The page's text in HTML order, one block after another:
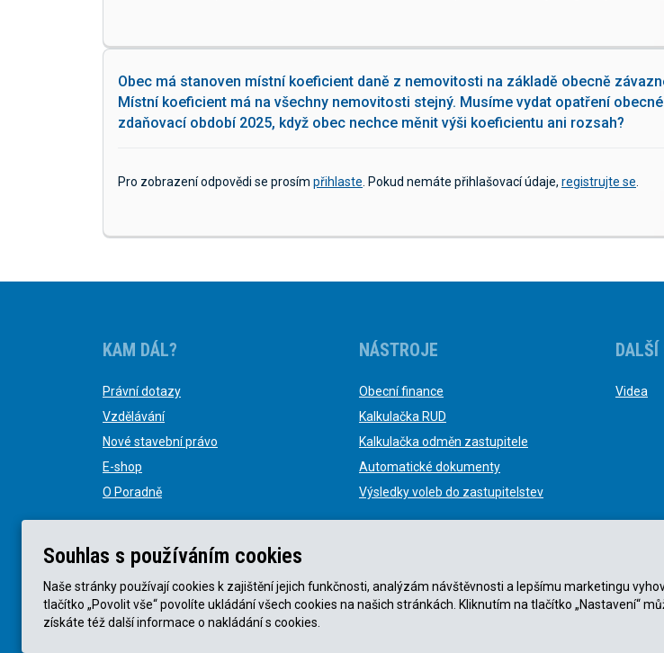
Obec má stanoven místní koeficient daně z nemovitosti na základě obecně
Místní koeficient má na všechny nemovitosti stejný. Musíme vydat opatření
zdaňovací období 2025, když obec nechce měnit výši koeficientu ani rozsah?
Pro zobrazení odpovědi se prosím přihlaste . Pokud nemáte přihlašovací údaje, registrujte se
KAM DÁL?
Právní dotazy
Vzdělávání
Nové stavební právo
E-shop
O Poradně
NÁSTROJE
Obecní finance
Kalkulačka RUD
Kalkulačka odměn zastupitele
Automatické dokumenty
Výsledky voleb do zastupitelstev
DALŠÍ
Videa
© KVB advokátní kancelář s.r.o. 2025 | Zásady ochrany osobních údajů
Souhlas s používáním cookies
Naše stránky používají cookies k zajištění jejich funkčnosti, analýzám návštěvnosti a lepšímu marketingu
tlačítko „Povolit vše“ povolíte ukládání všech cookies na našich stránkách. Kliknutím na tlačítko „Nastavení“
získáte též další informace o nakládání s cookies.